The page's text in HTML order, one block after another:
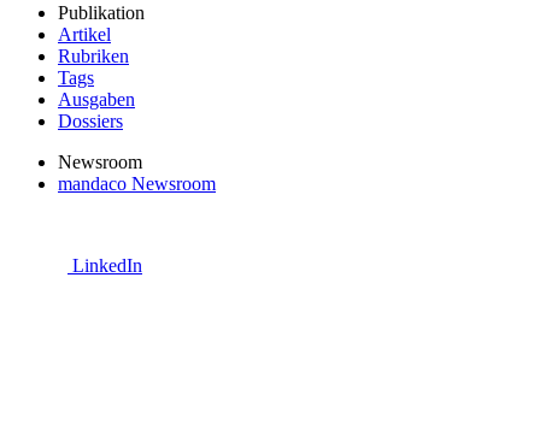
Publikation
Artikel
Rubriken
Tags
Ausgaben
Dossiers
Newsroom
mandaco Newsroom
LinkedIn